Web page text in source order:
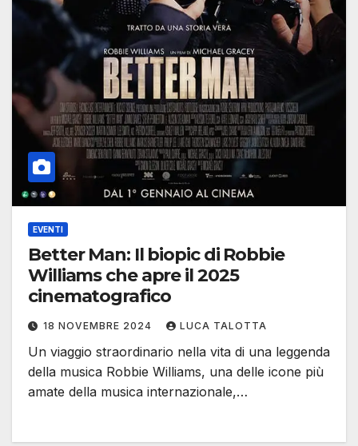
EVENTI
Better Man: Il biopic di Robbie
Williams che apre il 2025
cinematografico
18 NOVEMBRE 2024 LUCA TALOTTA
Un viaggio straordinario nella vita di una leggenda
della musica Robbie Williams, una delle icone più
amate della musica internazionale,…